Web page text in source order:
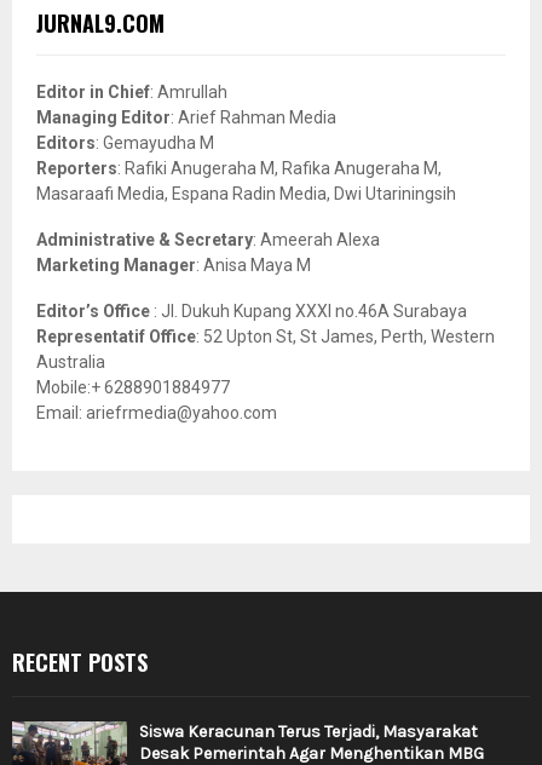
h
o
r
:
JURNAL9.COM
Editor in Chief: Amrullah
Managing Editor: Arief Rahman Media
Editors: Gemayudha M
Reporters: Rafiki Anugeraha M, Rafika Anugeraha M,
Masaraafi Media, Espana Radin Media, Dwi Utariningsih
Administrative & Secretary: Ameerah Alexa
Marketing Manager: Anisa Maya M
Editor’s Office : Jl. Dukuh Kupang XXXI no.46A Surabaya
Representatif Office: 52 Upton St, St James, Perth, Western
Australia
Mobile:+ 6288901884977
Email: ariefrmedia@yahoo.com
RECENT POSTS
Siswa Keracunan Terus Terjadi, Masyarakat
Desak Pemerintah Agar Menghentikan MBG